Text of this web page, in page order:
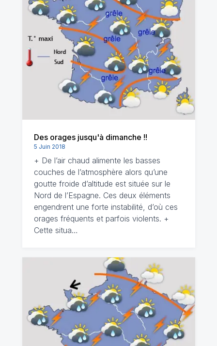
Des orages jusqu'à dimanche !!
5 Juin 2018
+ De l’air chaud alimente les basses
couches de l’atmosphère alors qu’une
goutte froide d’altitude est située sur le
Nord de l’Espagne. Ces deux éléments
engendrent une forte instabilité, d’où ces
orages fréquents et parfois violents. +
Cette situa…